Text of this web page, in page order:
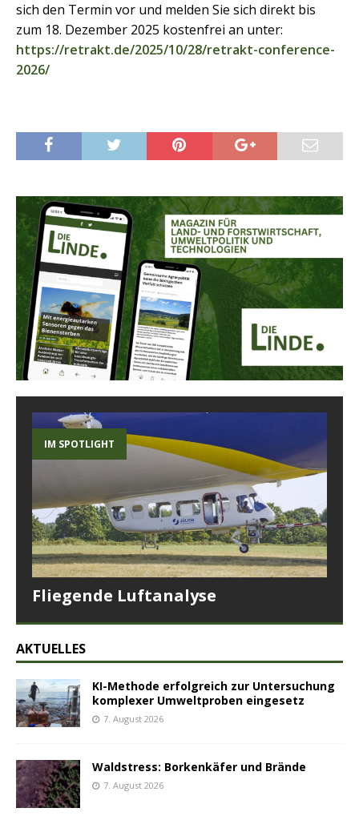
sich den Termin vor und melden Sie sich direkt bis
zum 18. Dezember 2025 kostenfrei an unter:
https://retrakt.de/2025/10/28/retrakt-conference-
2026/
IM SPOTLIGHT
Fliegende Luftanalyse
AKTUELLES
KI-Methode erfolgreich zur Untersuchung
komplexer Umweltproben eingesetz
7. August 2026
Waldstress: Borkenkäfer und Brände
7. August 2026